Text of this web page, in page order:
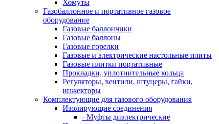
Хомуты
Газобаллонное и портативное газовое
оборудование
Газовые баллончики
Газовые баллоны
Газовые горелки
Газовые и электрические настольные плиты
Газовые плитки портативные
Прокладки, уплотнительные кольца
Регуляторы, вентили, штуцеры, гайки,
инжекторы
Комплектующие для газового оборудования
Изолирующие соединения
- Муфты диэлектрические